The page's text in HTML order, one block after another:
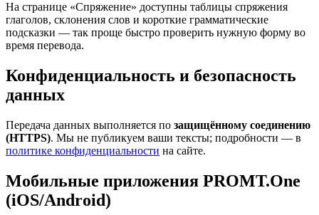
На странице «Спряжение» доступны таблицы спряжения
глаголов, склонения слов и короткие грамматические
подсказки — так проще быстро проверить нужную форму во
время перевода.
Конфиденциальность и безопасность
данных
Передача данных выполняется по защищённому соединению
(HTTPS). Мы не публикуем ваши тексты; подробности — в
политике конфиденциальности на сайте.
Мобильные приложения PROMT.One
(iOS/Android)